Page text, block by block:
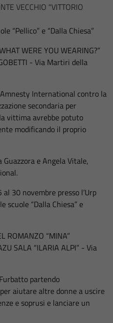
VECCHIO "VITTORIO
“Pellico” e “Dalla Chiesa”
WERE YOU WEARING?”
- Via Martiri della
International contro la
secondaria per
vittima avrebbe potuto
modificando il proprio
eAngela Vitale,
30 novembre presso l’Urp
scuole “Dalla Chiesa” e
ROMANZO “MINA”
SALA “ILARIA ALPI” - Via
partendo
aiutare altre donne a uscire
e soprusi e lanciare un